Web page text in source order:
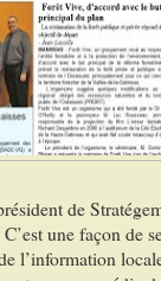
de
une façon de
l’information